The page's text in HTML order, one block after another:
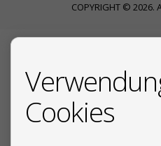
COPYRIGHT © 2026.
18/07/2026
Cookies